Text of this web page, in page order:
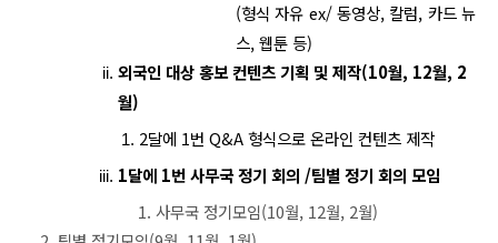
(형식 자유 ex/ 동영상, 칼럼, 카드 뉴
스, 웹툰 등)
외국인 대상 홍보 컨텐츠 기획 및 제작(10월, 12월, 2
월)
2달에 1번 Q&A 형식으로 온라인 컨텐츠 제작
1달에 1번 사무국 정기 회의 /팀별 정기 회의 모임
1. 사무국 정기모임(10월, 12월, 2월)